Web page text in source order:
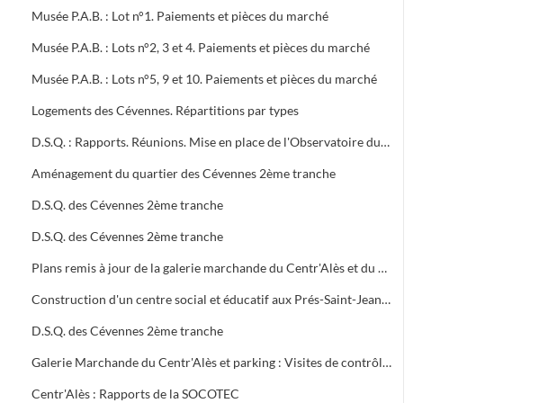
Musée P.A.B. : Lot n°1. Paiements et pièces du marché
Musée P.A.B. : Lots n°2, 3 et 4. Paiements et pièces du marché
Musée P.A.B. : Lots n°5, 9 et 10. Paiements et pièces du marché
Logements des Cévennes. Répartitions par types
D.S.Q. : Rapports. Réunions. Mise en place de l'Observatoire du logement du plan local de l'habitat
Aménagement du quartier des Cévennes 2ème tranche
D.S.Q. des Cévennes 2ème tranche
D.S.Q. des Cévennes 2ème tranche
Plans remis à jour de la galerie marchande du Centr'Alès et du parking
Construction d'un centre social et éducatif aux Prés-Saint-Jean Maison du Moulinet : Marché public (2ème tranche)
D.S.Q. des Cévennes 2ème tranche
Galerie Marchande du Centr'Alès et parking : Visites de contrôle de la commission de sécurité
Centr'Alès : Rapports de la SOCOTEC